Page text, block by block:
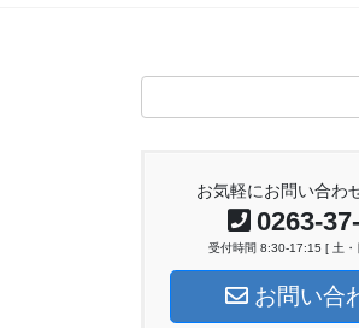
お気軽にお問い合わ
0263-
受付時間 8:30-17:15 [ 土・
お問い合